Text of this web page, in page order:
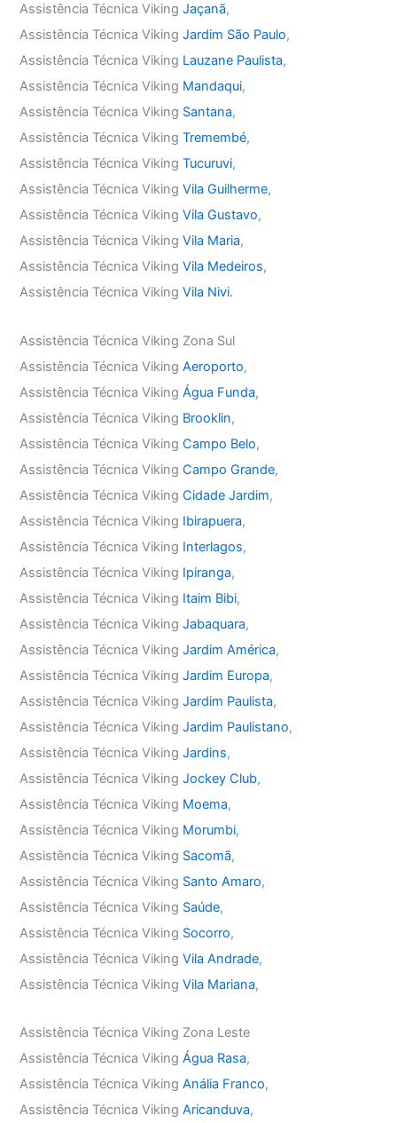
Assistência Técnica VikingJaçanã,
Assistência Técnica VikingJardim São Paulo,
Assistência Técnica Viking Lauzane Paulista,
Assistência Técnica Viking Mandaqui,
Assistência Técnica Viking Santana,
Assistência Técnica VikingTremembé,
Assistência Técnica VikingTucuruvi,
Assistência Técnica VikingVila Guilherme,
Assistência Técnica VikingVila Gustavo,
Assistência Técnica VikingVila Maria,
Assistência Técnica VikingVila Medeiros,
Assistência Técnica VikingVila Nivi.
Assistência Técnica Viking Zona Sul
Assistência Técnica VikingAeroporto,
Assistência Técnica VikingÁgua Funda,
Assistência Técnica Viking Brooklin,
Assistência Técnica VikingCampo Belo,
Assistência Técnica VikingCampo Grande,
Assistência Técnica VikingCidade Jardim,
Assistência Técnica Viking Ibirapuera,
Assistência Técnica Viking Interlagos,
Assistência Técnica Viking Ipiranga,
Assistência Técnica Viking Itaim Bibi,
Assistência Técnica VikingJabaquara,
Assistência Técnica VikingJardim América,
Assistência Técnica VikingJardim Europa,
Assistência Técnica VikingJardim Paulista,
Assistência Técnica VikingJardim Paulistano,
Assistência Técnica VikingJardins,
Assistência Técnica VikingJockey Club,
Assistência Técnica Viking Moema,
Assistência Técnica Viking Morumbi,
Assistência Técnica Viking Sacomã,
Assistência Técnica Viking Santo Amaro,
Assistência Técnica Viking Saúde,
Assistência Técnica Viking Socorro,
Assistência Técnica VikingVila Andrade,
Assistência Técnica VikingVila Mariana,
Assistência Técnica Viking Zona Leste
Assistência Técnica VikingÁgua Rasa,
Assistência Técnica VikingAnália Franco,
Assistência Técnica VikingAricanduva,